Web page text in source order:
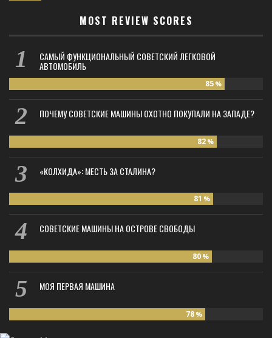
MOST REVIEW SCORES
САМЫЙ ФУНКЦИОНАЛЬНЫЙ СОВЕТСКИЙ ЛЕГКОВОЙ
АВТОМОБИЛЬ
85 %
ПОЧЕМУ СОВЕТСКИЕ МАШИНЫ ОХОТНО ПОКУПАЛИ НА ЗАПАДЕ?
82 %
«КОЛХИДА»: МЕСТЬ ЗА СТАЛИНА?
81 %
СОВЕТСКИЕ МАШИНЫ НА ОСТРОВЕ СВОБОДЫ
80 %
МОЯ ПЕРВАЯ МАШИНА
78 %